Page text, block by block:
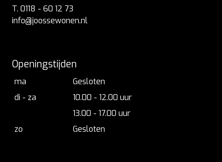
T. 0118 - 60 12 73
info@joossewonen.nl
Openingstijden
ma
Gesloten
di - za
10.00 - 12.00 uur
13.00 - 17.00 uur
zo
Gesloten